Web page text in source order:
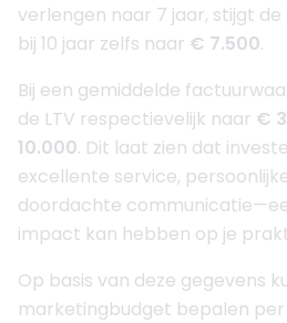
verlengen naar 7 jaar, stijgt de
bij 10 jaar zelfs naar € 7.500.
Bij een gemiddelde
de LTV respectievelijk naar €
10.000. Dit laat zien dat
excellente service,
doordachte
impact kan hebben op je
Op basis van deze gegevens
marketingbudget bepalen per